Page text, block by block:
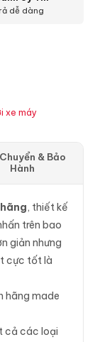
dễ dàng
xe máy
& Bảo
Hành
, thiết kế
trên bao
giản nhưng
cực tốt là
hãng made
cả các loại